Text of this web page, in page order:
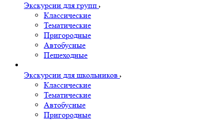
Экскурсии для групп
Классические
Тематические
Пригородные
Автобусные
Пешеходные
Экскурсии для школьников
Классические
Тематические
Автобусные
Пригородные